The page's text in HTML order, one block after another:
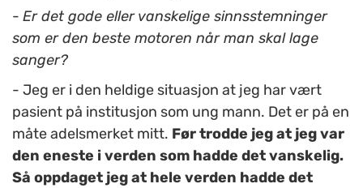
- Er det gode eller vanskelige sinnsstemninger
som er den beste motoren når man skal lage
sanger?
- Jeg er i den heldige situasjon at jeg har vært
pasient på institusjon som ung mann. Det er på en
måte adelsmerket mitt. Før trodde jeg at jeg var
den eneste i verden som hadde det vanskelig.
Så oppdaget jeg at hele verden hadde det